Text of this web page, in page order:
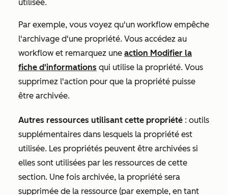
utilisée.
Par exemple, vous voyez qu'un workflow empêche
l'archivage d'une propriété. Vous accédez au
workflow et remarquez une action Modifier la
fiche d'informations qui utilise la propriété. Vous
supprimez l'action pour que la propriété puisse
être archivée.
Autres ressources utilisant cette propriété : outils
supplémentaires dans lesquels la propriété est
utilisée. Les propriétés peuvent être archivées si
elles sont utilisées par les ressources de cette
section. Une fois archivée, la propriété sera
supprimée de la ressource (par exemple, en tant